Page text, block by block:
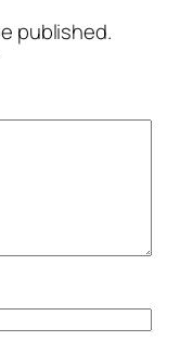
published.